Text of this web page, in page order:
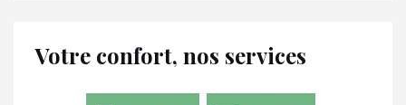
Votre confort, nos services